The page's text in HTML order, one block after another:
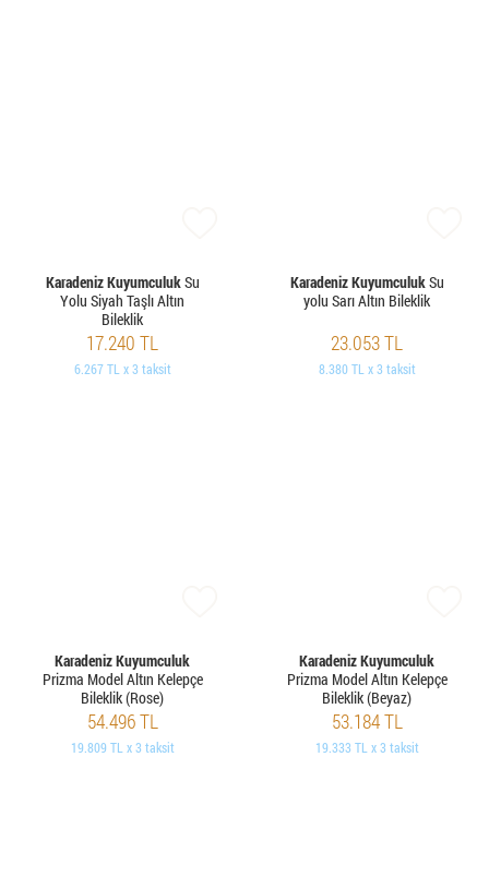
Karadeniz KuyumculukSu
Yolu Siyah Taşlı Altın
Bileklik
17.240 TL
6.267 TL x 3 taksit
Karadeniz KuyumculukSu
yolu Sarı Altın Bileklik
23.053 TL
8.380 TL x 3 taksit
Karadeniz Kuyumculuk
Prizma Model Altın Kelepçe
Bileklik (Rose)
54.496 TL
19.809 TL x 3 taksit
Karadeniz Kuyumculuk
Prizma Model Altın Kelepçe
Bileklik (Beyaz)
53.184 TL
19.333 TL x 3 taksit